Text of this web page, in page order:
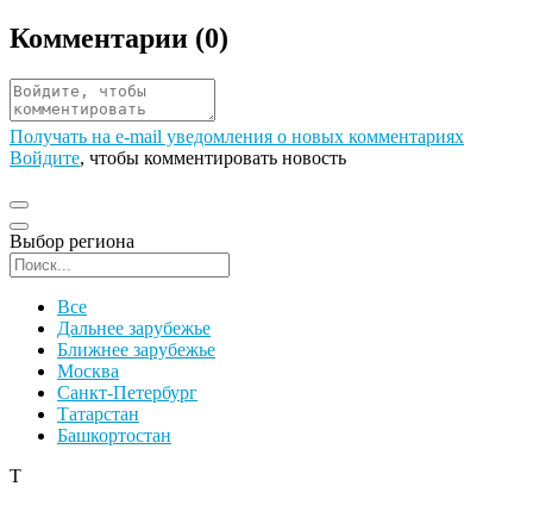
Комментарии (0)
Получать на e‑mail уведомления о новых комментариях
Войдите, чтобы комментировать новость
Выбор региона
Все
Дальнее зарубежье
Ближнее зарубежье
Москва
Санкт-Петербург
Татарстан
Башкортостан
Т